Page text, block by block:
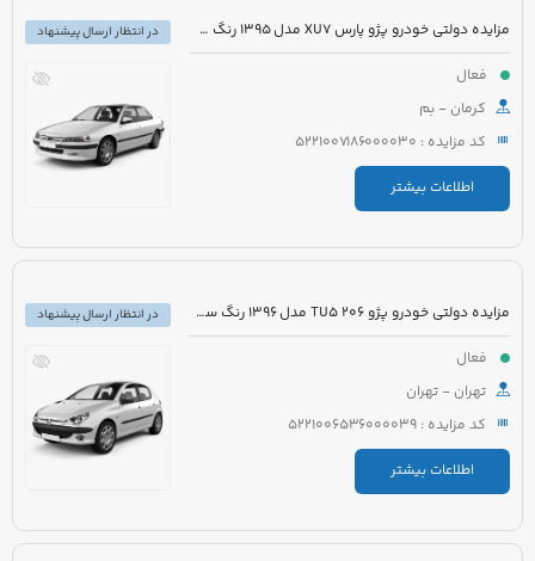
مزایده دولتی خودرو پژو پارس XU7 مدل 1395 رنگ سفید روغنی
فعال
کرمان - بم
کد مزایده : 5221007186000030
اطلاعات بیشتر
در انتظار ارسال پیشنهاد
مزایده دولتی خودرو پژو 206 TU5 مدل 1396 رنگ سفید روغنی
فعال
تهران - تهران
کد مزایده : 5221006536000039
اطلاعات بیشتر
در انتظار ارسال پیشنهاد